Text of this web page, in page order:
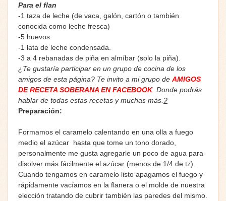
Para el flan
-1 taza de leche (de vaca, galón, cartón o también
conocida como leche fresca)
-5 huevos.
-1 lata de leche condensada.
-3 a 4 rebanadas de piña en almíbar (solo la piña).
¿Te gustaría participar en un grupo de cocina de los
amigos de esta página? Te invito a mi grupo de AMIGOS
DE RECETA SOBERANA EN FACEBOOK. Donde podrás
hablar de todas estas recetas y muchas más. ?
Preparación:
Formamos el caramelo calentando en una olla a fuego
medio el azúcar hasta que tome un tono dorado,
personalmente me gusta agregarle un poco de agua para
disolver más fácilmente el azúcar (menos de 1/4 de tz).
Cuando tengamos en caramelo listo apagamos el fuego y
rápidamente vacíamos en la flanera o el molde de nuestra
elección tratando de cubrir también las paredes del mismo.